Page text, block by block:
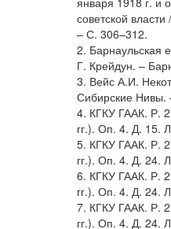
советской
– С. 306–312.
2. Барнаульская
Г. Крейдун. –
3. Вейс А.И.
Сибирские
4. КГКУ ГААК. Р.
гг.). Оп. 4. Д. 15.
5. КГКУ ГААК. Р.
гг.). Оп. 4. Д. 24.
6. КГКУ ГААК. Р.
гг.). Оп. 4. Д. 24.
7. КГКУ ГААК. Р.
гг.). Оп. 4. Д. 24.